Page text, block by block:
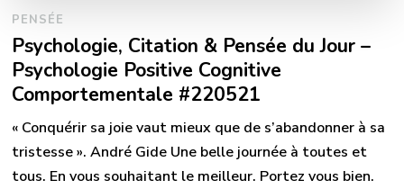
PENSÉE
Psychologie, Citation & Pensée du Jour –
Psychologie Positive Cognitive
Comportementale #220521
« Conquérir sa joie vaut mieux que de s’abandonner à sa
tristesse ». André Gide Une belle journée à toutes et
tous. En vous souhaitant le meilleur. Portez vous bien.